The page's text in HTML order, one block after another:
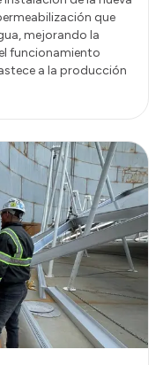
que
mejorando la
funcionamiento
a la producción